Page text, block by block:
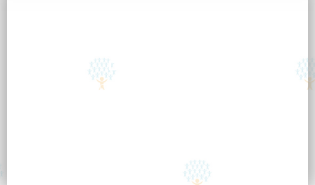
מאמרים רפואיים